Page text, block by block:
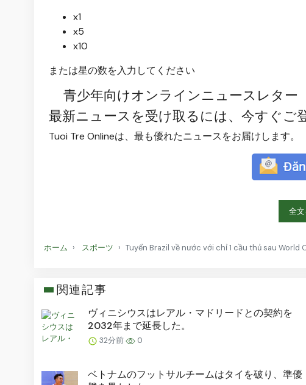
x1
x5
x10
または星の数を入力してください
青少年向けオンラインニュースレター
最新ニュースを受け取るには、今すぐご
Tuoi Tre Onlineは、最も優れたニュースをお届けします。
全
ホーム スポーツ Tuyển Brazil về nước với chỉ 1 cầu thủ sau World
関連記事
ヴィニシウスはレアル・マドリードとの契約を
2032年まで延長した。
32分前 0
ベトナムのフットサルチームはタイを破り、準優